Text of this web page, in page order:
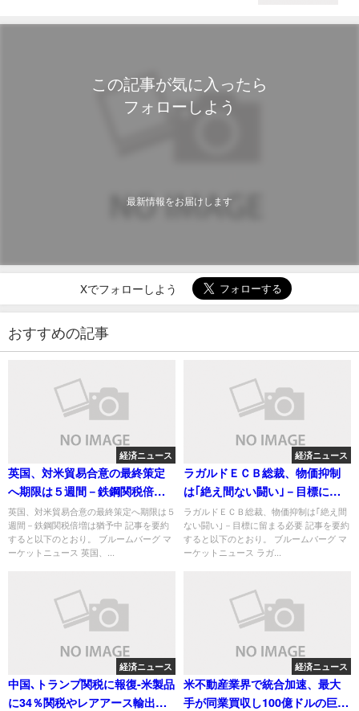
この記事が気に入ったら
フォローしよう
最新情報をお届けします
Xでフォローしよう
おすすめの記事
経済ニュース
英国、対米貿易合意の最終策定
へ期限は５週間－鉄鋼関税倍増
は猶予中
英国、対米貿易合意の最終策定へ期限は５
週間－鉄鋼関税倍増は猶予中 記事を要約
すると以下のとおり。 ブルームバーグ マ
ーケットニュース 英国、...
経済ニュース
ラガルドＥＣＢ総裁、物価抑制
は｢絶え間ない闘い｣－目標に留
まる必要
ラガルドＥＣＢ総裁、物価抑制は｢絶え間
ない闘い｣－目標に留まる必要 記事を要約
すると以下のとおり。 ブルームバーグ マ
ーケットニュース ラガ...
経済ニュース
中国､トランプ関税に報復-米製品
に34％関税やレアアース輸出規
経済ニュース
米不動産業界で統合加速、最大
手が同業買収し100億ドルの巨人